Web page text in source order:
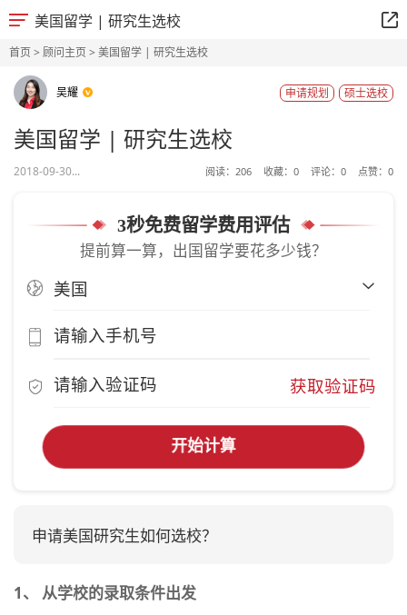
美国留学 | 研究生选校
首页> 顾问主页> 美国留学 | 研究生选校
吴耀 硕士选校
申请规划
美国留学 | 研究生选校
2018-09-30... 阅读： 206 收藏： 0 评论： 0 点赞： 0
3秒免费留学费用评估
提前算一算，出国留学要花多少钱？
获取验证码
开始计算
申请美国研究生如何选校？
1、
从学校的录取条件出发